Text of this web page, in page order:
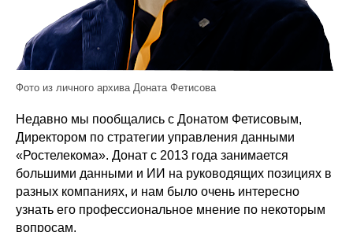
Фото из личного архива Доната Фетисова
Недавно мы пообщались с Донатом Фетисовым,
Директором по стратегии управления данными
«Ростелекома». Донат с 2013 года занимается
большими данными и ИИ на руководящих позициях в
разных компаниях, и нам было очень интересно
узнать его профессиональное мнение по некоторым
вопросам.